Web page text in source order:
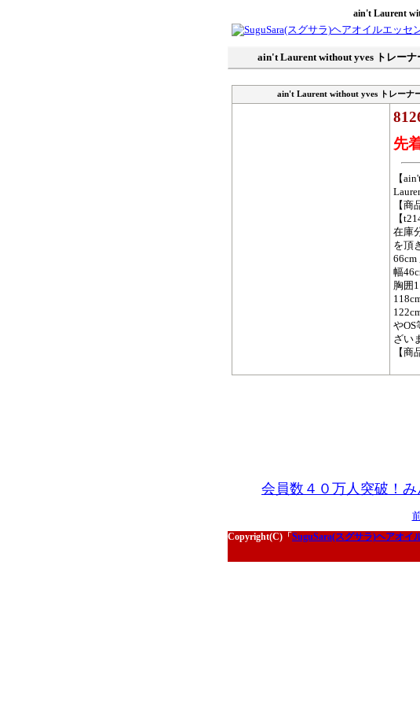
ain't Laurent
ain't Laurent without yves トレー
ain't Laurent without yves トレーナ
先
【
【商
【
在庫
を頂
66cm
幅
胸囲
や
ざい
【商
会員数４０万人突破！
Copyright(C)「 SuguSara(スグサラ)ヘアオイ